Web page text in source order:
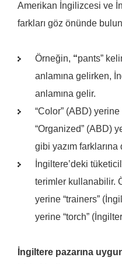
Amerikan İngilizcesi ve
farkları göz önünde
Örneğin, “pants”
anlamına gelirken,
anlamına gelir.
“Color” (ABD)
“Organized” (ABD)
gibi yazım
İngiltere’deki
terimler kullanabilir.
yerine “trainers”
yerine “torch”
İngiltere pazarına